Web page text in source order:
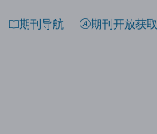
期刊导航 期刊开放获取